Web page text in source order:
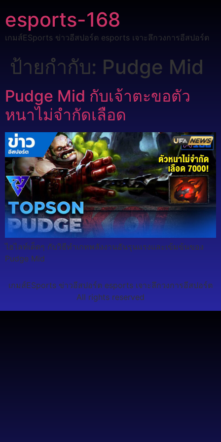
esports-168
เกมส์ESports ข่าวอีสปอร์ต esports เจาะลึกวงการอีสปอร์ต
ป้ายกำกับ: Pudge Mid
Pudge Mid กับเจ้าตะขอตัว
หนาไม่จำกัดเลือด
ไฮไลท์เด็ดๆ กับวิธีทำเกทพลังงานอันรุนแรงและเข้มข้นของ
Pudge Mid
เกมส์ESports ข่าวอีสปอร์ต esports เจาะลึกวงการอีสปอร์ต
All rights reserved